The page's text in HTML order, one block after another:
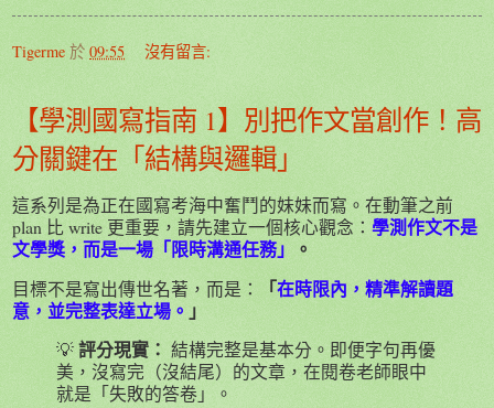
Tigerme 於 09:55 沒有留言:
【學測國寫指南 1】別把作文當創作！高
分關鍵在「結構與邏輯」
這系列是為正在國寫考海中奮鬥的妹妹而寫。在動筆之前
plan 比 write 更重要，請先建立一個核心觀念： 學測作文不是
文學獎，而是一場「限時溝通任務」
。
目標不是寫出傳世名著，而是： 「在時限內，精準解讀題
意，並完整表達立場。 」
💡評分現實： 結構完整是基本分。即便字句再優
美，沒寫完（沒結尾）的文章，在閱卷老師眼中
就是「失敗的答卷」。